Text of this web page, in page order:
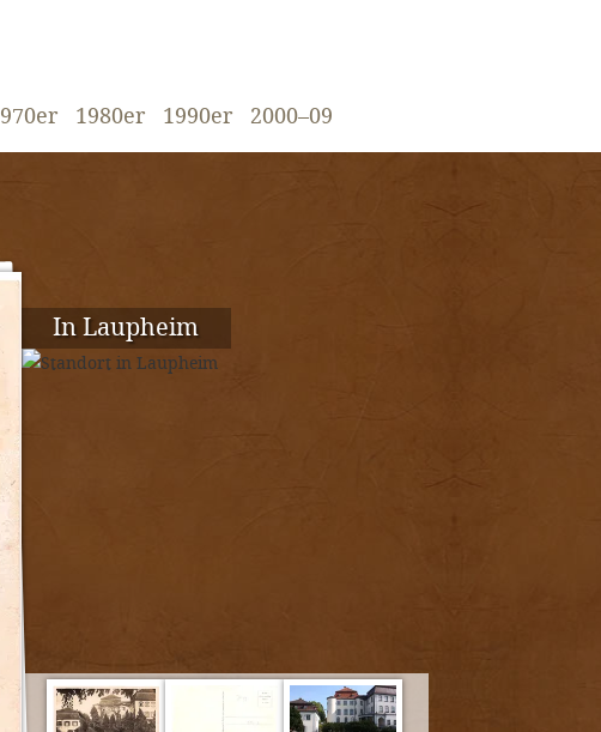
1980er 1990er 2000–09
In Laupheim